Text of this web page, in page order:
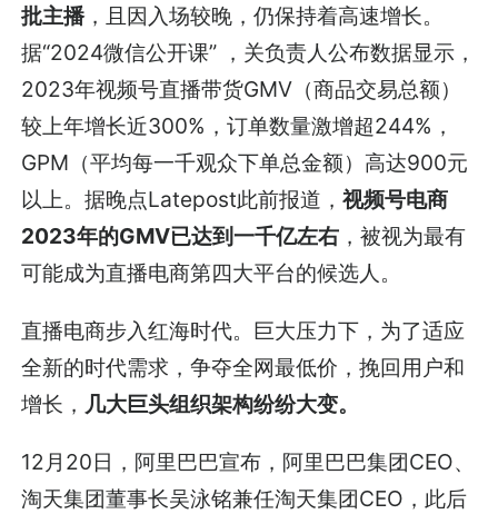
批主播，且因入场较晚，仍保持着高速增长。
据“2024微信公开课” ，关负责人公布数据显示，
2023年视频号直播带货GMV（商品交易总额）
较上年增长近300%，订单数量激增超244%，
GPM（平均每一千观众下单总金额）高达900元
以上。据晚点Latepost此前报道，视频号电商
2023年的GMV已达到一千亿左右 ，被视为最有
可能成为直播电商第四大平台的候选人。
直播电商步入红海时代。巨大压力下，为了适应
全新的时代需求，争夺全网最低价，挽回用户和
增长， 几大巨头组织架构纷纷大变。
12月20日，阿里巴巴宣布，阿里巴巴集团CEO、
淘天集团董事长吴泳铭兼任淘天集团CEO，此后